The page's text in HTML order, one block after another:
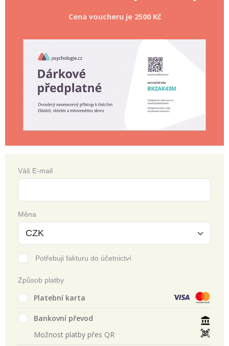
Cena voucheru je 2500 Kč
Váš E-mail
Měna
Potřebuji fakturu do účetnictví
Způsob platby
Platební karta
Bankovní převod
Možnost platby přes QR